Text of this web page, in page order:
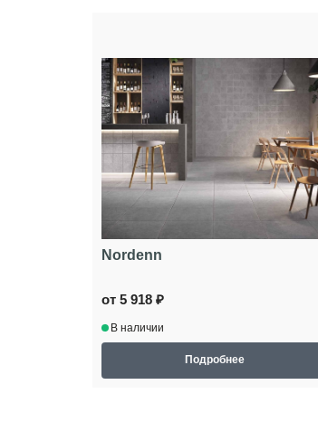
Nordenn
от 5 918 ₽
В наличии
Подробнее